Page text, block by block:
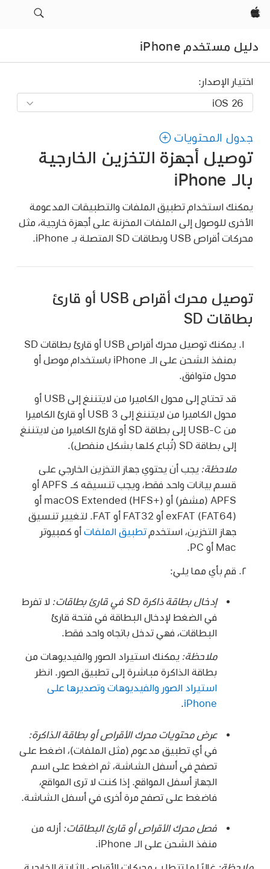
Apple‏
دليل مستخدم iPhone
اختيار الإصدار:
جدول المحتويات
توصيل أجهزة التخزين الخارجية
بالـ iPhone
يمكنك استخدام تطبيق الملفات والتطبيقات المدعومة
الأخرى للوصول إلى الملفات المخزنة على أجهزة خارجية، مثل
محركات أقراص USB وبطاقات SD المتصلة بـ iPhone.
توصيل محرك أقراص USB أو قارئ
بطاقات SD
يمكنك توصيل محرك أقراص USB أو قارئ بطاقات SD
بمنفذ الشحن على الـ iPhone باستخدام موصل أو
محول متوافق.
قد تحتاج إلى محول الكاميرا من لايتننغ إلى USB أو
محول الكاميرا من لايتننغ إلى USB 3 أو قارئ الكاميرا
من USB-C إلى بطاقة SD أو قارئ الكاميرا من لايتننغ
إلى بطاقة SD (تُباع كلها بشكل منفصل).
ملاحظة:يجب أن يحتوي جهاز التخزين الخارجي على
قسم بيانات واحد فقط، ويجب تنسيقه كـ APFS أو
APFS (مشفر) أو macOS Extended (HFS+) أو
exFAT (FAT64) أو FAT32 أو FAT. لتغيير تنسيق
جهاز التخزين، استخدمتطبيق الملفات أو كمبيوتر
Mac أو PC.
قم بأي مما يلي:
إدخال بطاقة ذاكرة SD في قارئ بطاقات:
لا تفرط
في الضغط لإدخال البطاقة في فتحة قارئ
البطاقات، فهي تدخل باتجاه واحد فقط.
ملاحظة:يمكنك استيراد الصور والفيديوهات من
بطاقة الذاكرة مباشرة إلى تطبيق الصور. انظر
استيراد الصور والفيديوهات وتصديرها على
iPhone
عرض محتويات محرك الأقراص أو بطاقة الذاكرة:
في أي تطبيق مدعوم (مثل الملفات)، اضغط على
تصفح في أسفل الشاشة، ثم اضغط على اسم
الجهاز أسفل المواقع. إذا كنت لا ترى المواقع،
فاضغط على تصفح مرة أخرى في أسفل الشاشة.
فصل محرك الأقراص أو قارئ البطاقات:أزله من
منفذ الشحن على الـ iPhone.
ملاحظة: غالبًا ما تتطلب محركات الأقراص الثابتة الخارجية